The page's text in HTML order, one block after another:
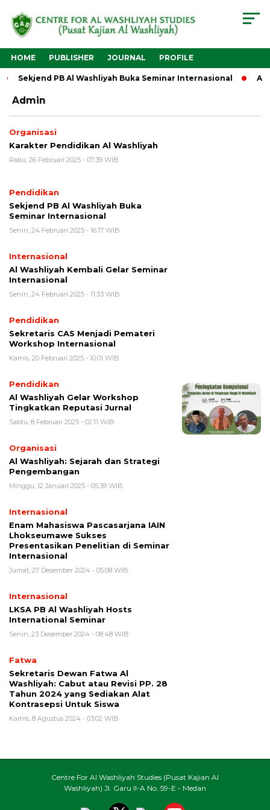
HOME PUBLISHER JOURNAL PROFILE
Sekjend PB Al Washliyah Buka Seminar Internasional Al
Admin
Organisasi
Karakter Pendidikan Al Washliyah
Rabu, 26 Februari 2025 - 07:39 WIB
Pendidikan
Sekjend PB Al Washliyah Buka
Seminar Internasional
Senin, 24 Februari 2025 - 16:17 WIB
Internasional
Al Washliyah Kembali Gelar Seminar
Internasional
Senin, 24 Februari 2025 - 11:33 WIB
Pendidikan
Sekretaris CAS Menjadi Pemateri
Workshop Internasional
Kamis, 20 Februari 2025 - 10:01 WIB
Pendidikan
Al Washliyah Gelar Workshop
Tingkatkan Reputasi Jurnal
Sabtu, 8 Februari 2025 - 02:11 WIB
Organisasi
Al Washliyah: Sejarah dan Strategi
Pengembangan
Minggu, 12 Januari 2025 - 05:39 WIB
Internasional
Enam Mahasiswa Pascasarjana IAIN
Lhokseumawe Sukses
Presentasikan Penelitian di Seminar
Internasional
Jumat, 27 Desember 2024 - 05:08 WIB
Internasional
LKSA PB Al Washliyah Hosts
International Seminar
Senin, 23 Desember 2024 - 08:48 WIB
Fatwa
Sekretaris Dewan Fatwa Al
Washliyah: Cabut atau Revisi PP. 28
Tahun 2024 yang Sediakan Alat
Kontrasepsi Untuk Siswa
Kamis, 8 Agustus 2024 - 03:02 WIB
Centre For Al Washliyah Studies (Pusat Kajian Al
Washliyah) Jl. Garu II-A No. 59-E - Medan